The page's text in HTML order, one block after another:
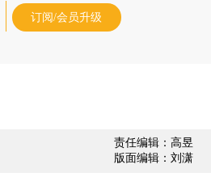
订阅/会员升级
责任编辑：高昱
版面编辑：刘潇